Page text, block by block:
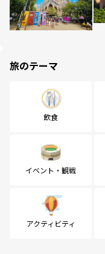
旅のテーマ
飲食
イベント・観戦
アクティビティ